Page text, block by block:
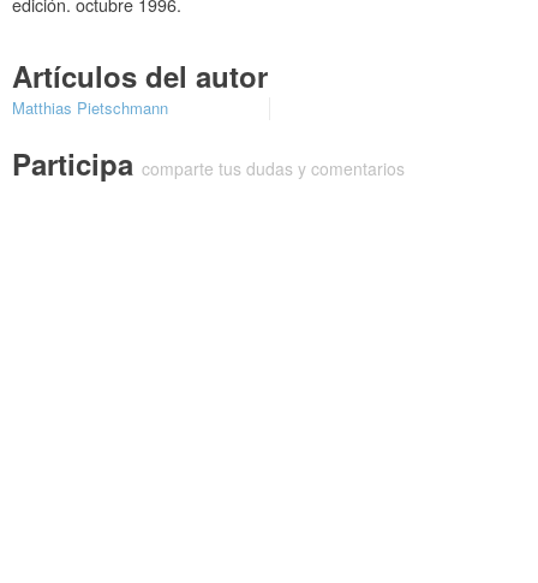
edición. octubre 1996.
Artículos del autor
Matthias Pietschmann
Participa comparte tus dudas y comentarios